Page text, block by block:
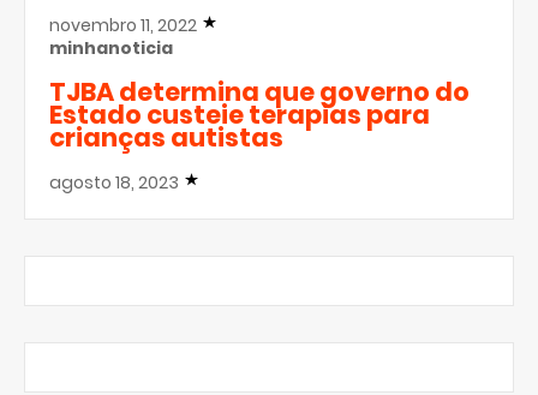
novembro 11, 2022
minhanoticia
TJBA determina que governo do
Estado custeie terapias para
crianças autistas
agosto 18, 2023